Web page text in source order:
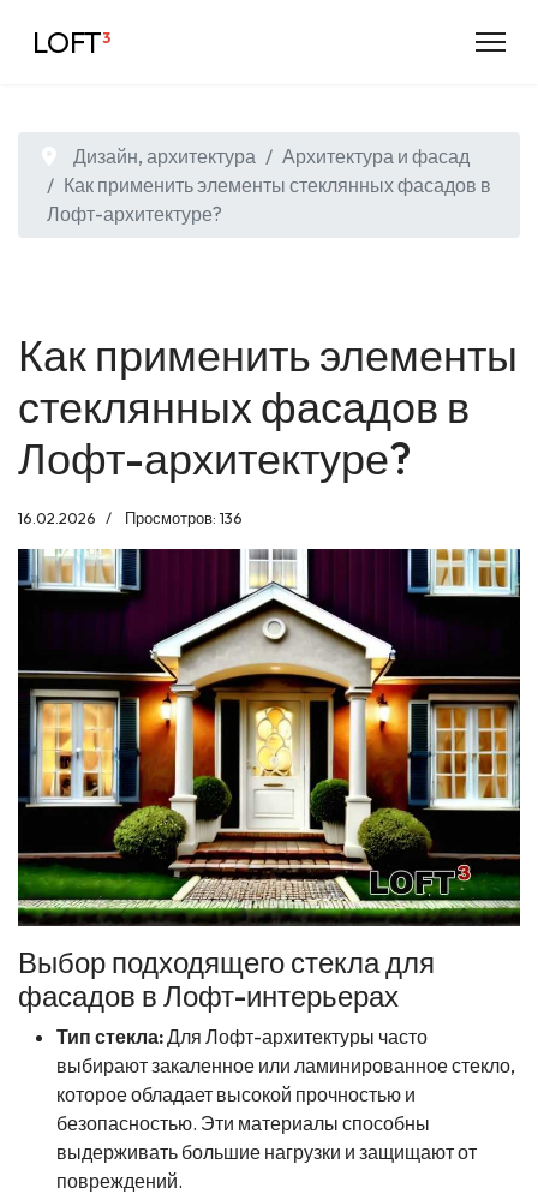
LOFT³
Дизайн, архитектура
Архитектура и фасад
Как применить элементы стеклянных фасадов в
Лофт-архитектуре?
Как применить элементы
стеклянных фасадов в
Лофт-архитектуре?
16.02.2026 Просмотров: 136
Выбор подходящего стекла для
фасадов в Лофт-интерьерах
Тип стекла:Для Лофт-архитектуры часто
выбирают закаленное или ламинированное стекло,
которое обладает высокой прочностью и
безопасностью. Эти материалы способны
выдерживать большие нагрузки и защищают от
повреждений.